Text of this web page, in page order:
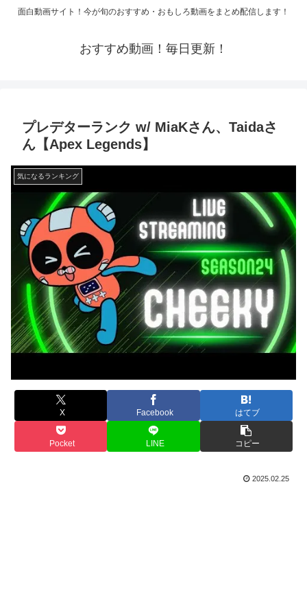
面白動画サイト！今が旬のおすすめ・おもしろ動画をまとめ配信します！
おすすめ動画！毎日更新！
プレデターランク w/ MiaKさん、Taidaさ
ん【Apex Legends】
気になるランキング
X Facebook はてブ
Pocket LINE コピー
2025.02.25